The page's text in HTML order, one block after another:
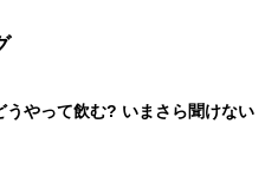
うやって飲む? いまさら聞けない